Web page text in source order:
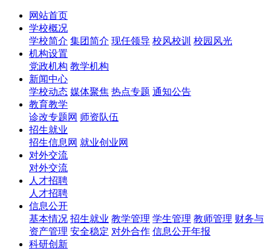
网站首页
学校概况
学校简介 集团简介 现任领导 校风校训 校园风光
机构设置
党政机构 教学机构
新闻中心
学校动态 媒体聚焦 热点专题 通知公告
教育教学
诊改专题网 师资队伍
招生就业
招生信息网 就业创业网
对外交流
对外交流
人才招聘
人才招聘
信息公开
基本情况 招生就业 教学管理 学生管理 教师管理 财务与
资产管理 安全稳定 对外合作 信息公开年报
科研创新